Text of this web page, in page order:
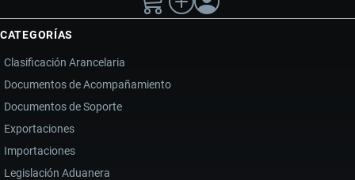
CATEGORÍAS
Clasificación Arancelaria
Documentos de Acompañamiento
Documentos de Soporte
Exportaciones
Importaciones
Legislación Aduanera